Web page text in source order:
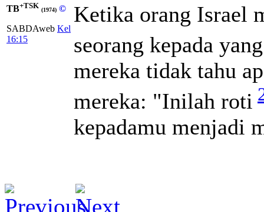
TB+TSK (1974) ©
SABDAweb Kel
16:15
Ketika orang Israel
seorang kepada
mereka tidak tahu
mereka: "Inilah roti
kepadamu menjadi